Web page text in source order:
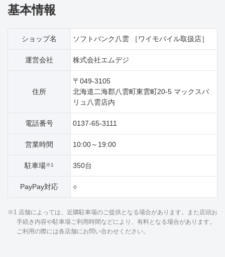
基本情報
ショップ名 ソフトバンク八雲 ［ワイモバイル取扱店］
運営会社 株式会社エムデジ
住所
〒049-3105
北海道二海郡八雲町東雲町20‐5 マックスバ
リュ八雲店内
電話番号 0137-65-3111
営業時間 10:00～19:00
駐車場※1 350台
PayPay対応 ○
※1 店舗によっては、近隣駐車場のご提供となる場合があります。また店頭お
手続き内容や駐車場ご利用時間などにより、有料となる場合があります。
ご利用の際には各店舗にお問い合わせください。